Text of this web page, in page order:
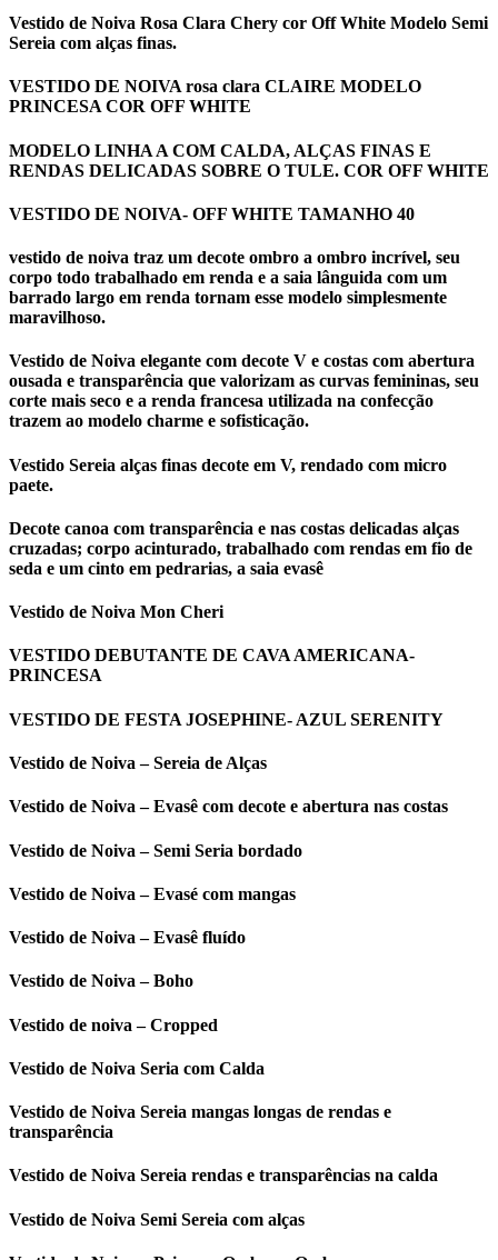
Vestido de Noiva Rosa Clara Chery cor Off White Modelo Semi
Sereia com alças finas.
VESTIDO DE NOIVA rosa clara CLAIRE MODELO
PRINCESA COR OFF WHITE
MODELO LINHA A COM CALDA, ALÇAS FINAS E
RENDAS DELICADAS SOBRE O TULE. COR OFF WHITE
VESTIDO DE NOIVA- OFF WHITE TAMANHO 40
vestido de noiva traz um decote ombro a ombro incrível, seu
corpo todo trabalhado em renda e a saia lânguida com um
barrado largo em renda tornam esse modelo simplesmente
maravilhoso.
Vestido de Noiva elegante com decote V e costas com abertura
ousada e transparência que valorizam as curvas femininas, seu
corte mais seco e a renda francesa utilizada na confecção
trazem ao modelo charme e sofisticação.
Vestido Sereia alças finas decote em V, rendado com micro
paete.
Decote canoa com transparência e nas costas delicadas alças
cruzadas; corpo acinturado, trabalhado com rendas em fio de
seda e um cinto em pedrarias, a saia evasê
Vestido de Noiva Mon Cheri
VESTIDO DEBUTANTE DE CAVA AMERICANA-
PRINCESA
VESTIDO DE FESTA JOSEPHINE- AZUL SERENITY
Vestido de Noiva – Sereia de Alças
Vestido de Noiva – Evasê com decote e abertura nas costas
Vestido de Noiva – Semi Seria bordado
Vestido de Noiva – Evasé com mangas
Vestido de Noiva – Evasê fluído
Vestido de Noiva – Boho
Vestido de noiva – Cropped
Vestido de Noiva Seria com Calda
Vestido de Noiva Sereia mangas longas de rendas e
transparência
Vestido de Noiva Sereia rendas e transparências na calda
Vestido de Noiva Semi Sereia com alças